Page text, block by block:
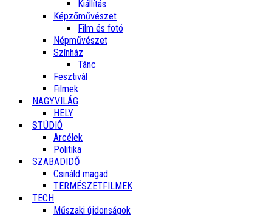
Kiállítás
Képzőművészet
Film és fotó
Népművészet
Színház
Tánc
Fesztivál
Filmek
NAGYVILÁG
HELY
STÚDIÓ
Arcélek
Politika
SZABADIDŐ
Csináld magad
TERMÉSZETFILMEK
TECH
Műszaki újdonságok